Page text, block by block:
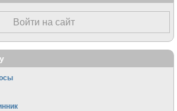
Войти на сайт